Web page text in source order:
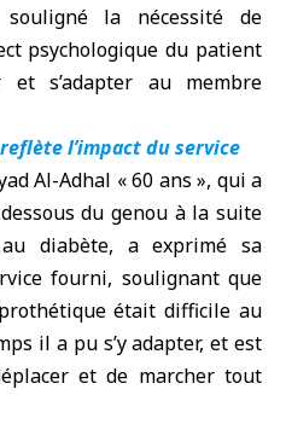
la nécessité de
psychologique du patient
et s’adapter au membre
l’impact du service
Al-Adhal « 60 ans », qui a
du genou à la suite
diabète, a exprimé sa
fourni, soulignant que
était difficile au
il a pu s’y adapter, et est
et de marcher tout